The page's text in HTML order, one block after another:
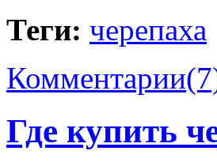
Теги: черепаха
Где купить